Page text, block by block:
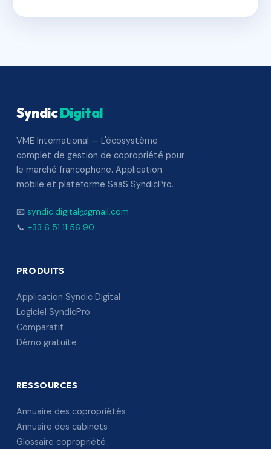
SyndicDigital
VME International — L'écosystème
complet de gestion de copropriété pour
le marché francophone. Application
mobile et plateforme SaaS SyndicPro.
📧 syndic.digital@gmail.com
📞 +33 6 51 11 56 90
PRODUITS
Application Syndic Digital
Logiciel SyndicPro
Comparatif
Démo gratuite
RESSOURCES
Annuaire des copropriétés
Annuaire des cabinets
Glossaire copropriété